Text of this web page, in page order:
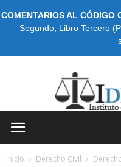
COMENTARIOS AL CÓDIGO
Segundo, Libro Tercero
Inicio Derecho Civil